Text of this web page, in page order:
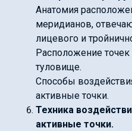
Анатомия
меридианов,
лицевого и
Расположение точек
туловище.
Способы
активные точки.
Техника
активные точки.